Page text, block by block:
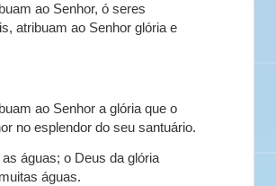
ao Senhor, ó seres
atribuam ao Senhor glória e
ao Senhor a glória que o
no esplendor do seu santuário.
águas; o Deus da glória
águas.